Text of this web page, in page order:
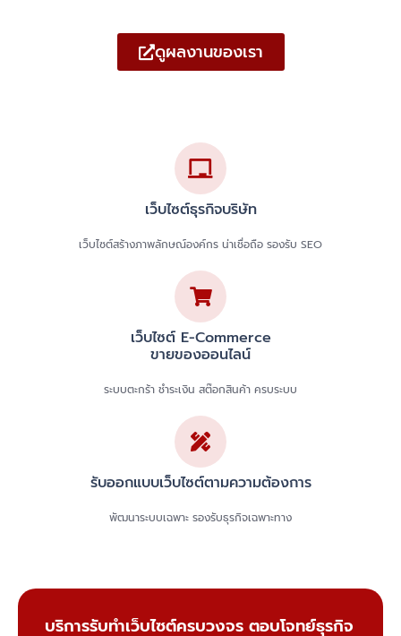
ดูผลงานของเรา
เว็บไซต์ธุรกิจบริษัท
เว็บไซต์สร้างภาพลักษณ์องค์กร น่าเชื่อถือ รองรับ SEO
เว็บไซต์ E-Commerce
ขายของออนไลน์
ระบบตะกร้า ชำระเงิน สต๊อกสินค้า ครบระบบ
รับออกแบบเว็บไซต์ตามความต้องการ
พัฒนาระบบเฉพาะ รองรับธุรกิจเฉพาะทาง
บริการรับทำเว็บไซต์ครบวงจร ตอบโจทย์ธุรกิจ